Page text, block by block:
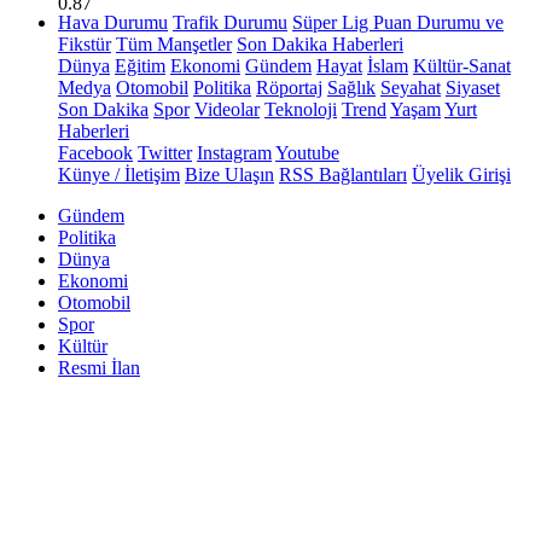
Hava Durumu Trafik Durumu Süper Lig Puan Durumu ve
Fikstür Tüm Manşetler Son Dakika Haberleri
Dünya Eğitim Ekonomi Gündem Hayat İslam Kültür-Sanat
Medya Otomobil Politika Röportaj Sağlık Seyahat Siyaset
Son Dakika Spor Videolar Teknoloji Trend YaşamYurt
Haberleri
Facebook Twitter InstagramYoutube
Künye / İletişim Bize Ulaşın RSS Bağlantıları Üyelik Girişi
Gündem
Politika
Dünya
Ekonomi
Otomobil
Spor
Kültür
Resmi İlan